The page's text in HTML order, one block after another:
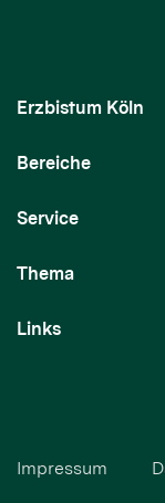
Erzbistum Köln
Bereiche
Service
Thema
Links
Impressum